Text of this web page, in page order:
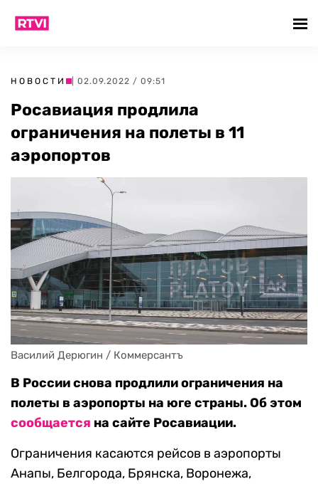
НОВОСТИ | 02.09.2022 / 09:51
Росавиация продлила
ограничения на полеты в 11
аэропортов
Василий Дерюгин / Коммерсантъ
В России снова продлили ограничения на
полеты в аэропорты на юге страны. Об этом
сообщается на сайте Росавиации.
Ограничения касаются рейсов в аэропорты
Анапы, Белгорода, Брянска, Воронежа,